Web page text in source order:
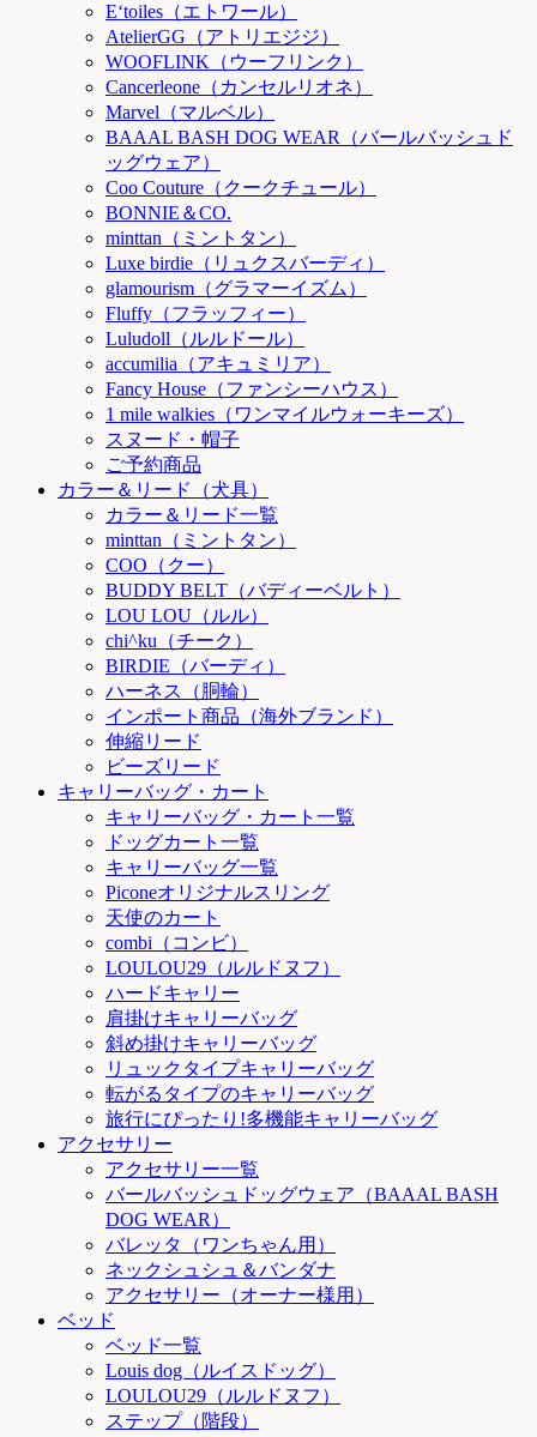
E‘toiles（エトワール）
AtelierGG（アトリエジジ）
WOOFLINK（ウーフリンク）
Cancerleone（カンセルリオネ）
Marvel（マルベル）
BAAAL BASH DOG WEAR（バールバッシュド
ッグウェア）
Coo Couture（クークチュール）
BONNIE＆CO.
minttan（ミントタン）
Luxe birdie（リュクスバーディ）
glamourism（グラマーイズム）
Fluffy（フラッフィー）
Luludoll（ルルドール）
accumilia（アキュミリア）
Fancy House（ファンシーハウス）
1 mile walkies（ワンマイルウォーキーズ）
スヌード・帽子
ご予約商品
カラー＆リード（犬具）
カラー＆リード一覧
minttan（ミントタン）
COO（クー）
BUDDY BELT（バディーベルト）
LOU LOU（ルル）
chi^ku（チーク）
BIRDIE（バーディ）
ハーネス（胴輪）
インポート商品（海外ブランド）
伸縮リード
ビーズリード
キャリーバッグ・カート
キャリーバッグ・カート一覧
ドッグカート一覧
キャリーバッグ一覧
Piconeオリジナルスリング
天使のカート
combi（コンビ）
LOULOU29（ルルドヌフ）
ハードキャリー
肩掛けキャリーバッグ
斜め掛けキャリーバッグ
リュックタイプキャリーバッグ
転がるタイプのキャリーバッグ
旅行にぴったり!多機能キャリーバッグ
アクセサリー
アクセサリー一覧
バールバッシュドッグウェア（BAAAL BASH
DOG WEAR）
バレッタ（ワンちゃん用）
ネックシュシュ＆バンダナ
アクセサリー（オーナー様用）
ベッド
ベッド一覧
Louis dog（ルイスドッグ）
LOULOU29（ルルドヌフ）
ステップ（階段）